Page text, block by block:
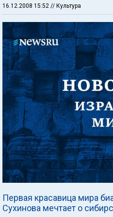
16.12.2008 15:52 // Культура
Первая красавица мира
Сухинова мечтает о